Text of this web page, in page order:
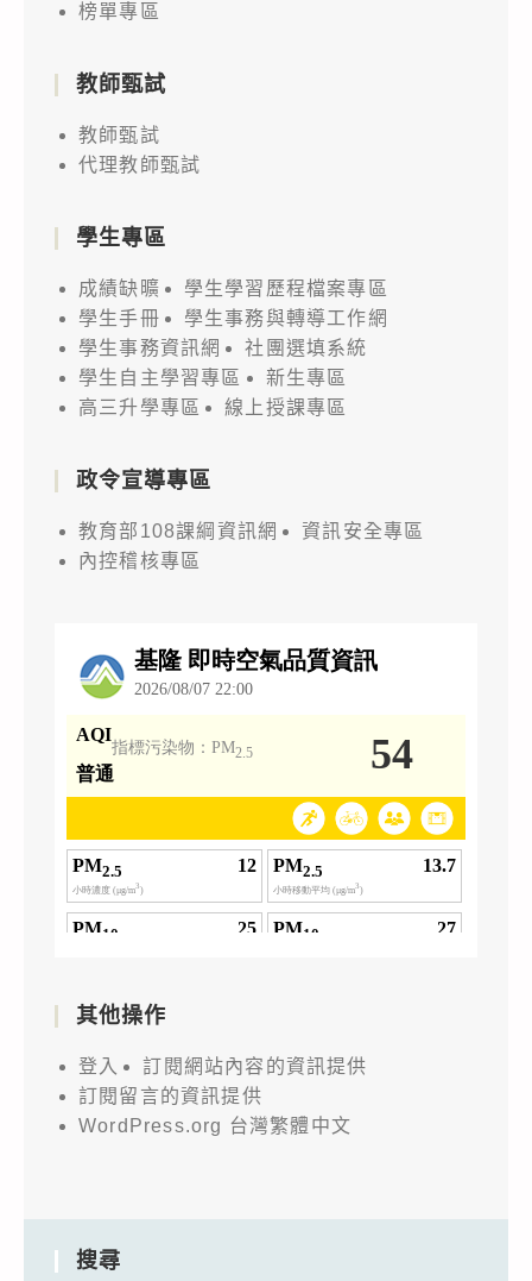
榜單專區
教師甄試
教師甄試
代理教師甄試
學生專區
成績缺曠
學生學習歷程檔案專區
學生手冊
學生事務與轉導工作網
學生事務資訊網
社團選填系統
學生自主學習專區
新生專區
高三升學專區
線上授課專區
政令宣導專區
教育部108課綱資訊網
資訊安全專區
內控稽核專區
其他操作
登入
訂閱網站內容的資訊提供
訂閱留言的資訊提供
WordPress.org 台灣繁體中文
搜尋